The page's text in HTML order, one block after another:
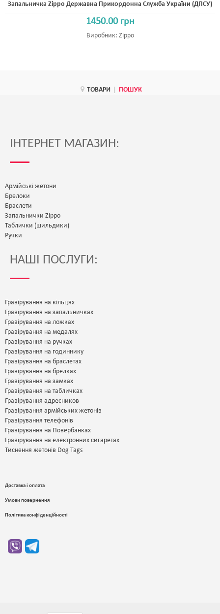
Запальничка Zippo Державна Прикордонна Служба України (ДПСУ)
1450.00 грн
Виробник: Zippo
ТОВАРИ ПОШУК
ІНТЕРНЕТ МАГАЗИН:
Армійські жетони
Брелоки
Браслети
Запальнички Zippo
Таблички (шильдики)
Ручки
НАШІ ПОСЛУГИ:
Гравірування на кільцях
Гравірування на запальничках
Гравірування на ложках
Гравірування на медалях
Гравірування на ручках
Гравірування на годиннику
Гравірування на браслетах
Гравірування на брелках
Гравірування на замках
Гравірування на табличках
Гравірування адресников
Гравірування армійських жетонів
Гравірування телефонів
Гравірування на Повербанках
Гравірування на електронних сигаретах
Тиснення жетонів Dog Tags
Доставка і оплата
Умови повернення
Політика конфіденційності